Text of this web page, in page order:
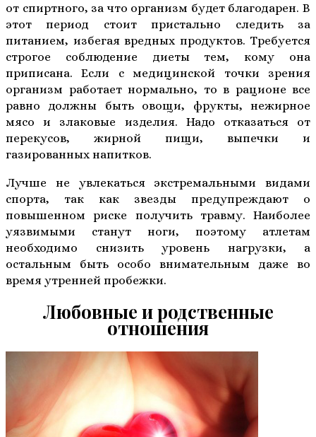
от спиртного, за что организм будет благодарен. В
этот период стоит пристально следить за
питанием, избегая вредных продуктов. Требуется
строгое соблюдение диеты тем, кому она
приписана. Если с медицинской точки зрения
организм работает нормально, то в рационе все
равно должны быть овощи, фрукты, нежирное
мясо и злаковые изделия. Надо отказаться от
перекусов, жирной пищи, выпечки и
газированных напитков.
Лучше не увлекаться экстремальными видами
спорта, так как звезды предупреждают о
повышенном риске получить травму. Наиболее
уязвимыми станут ноги, поэтому атлетам
необходимо снизить уровень нагрузки, а
остальным быть особо внимательным даже во
время утренней пробежки.
Любовные и родственные
отношения